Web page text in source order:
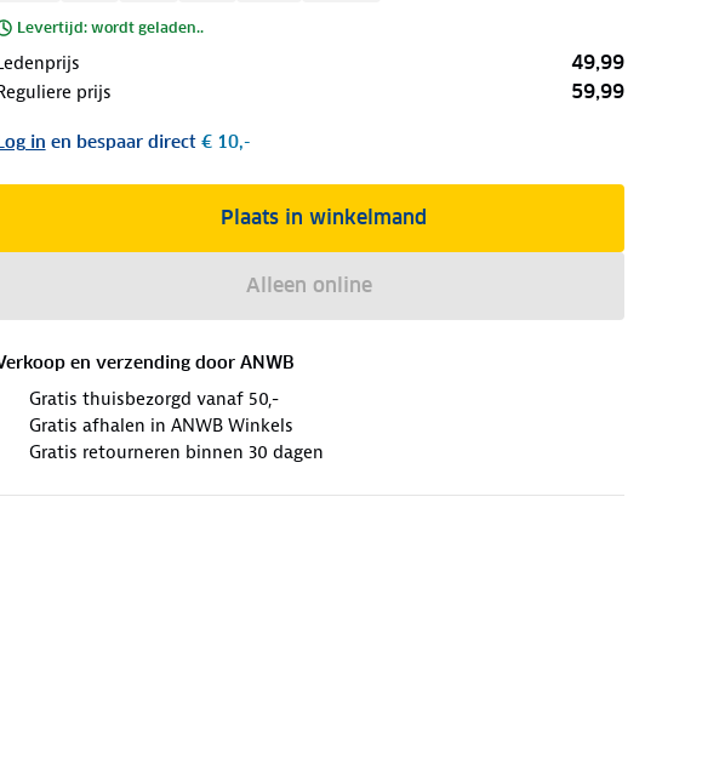
Levertijd: wordt geladen..
49,99
prijs 59,99
in en bespaar direct€ 10,-
Plaats in winkelmand
Alleen online
en verzending door ANWB
Gratis thuisbezorgd vanaf 50,-
Gratis afhalen in ANWB Winkels
Gratis retourneren binnen 30 dagen